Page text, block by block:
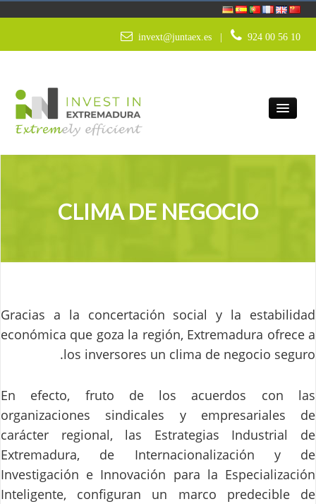
דלג לתוכן CLIMA DE NEGOCIO
924 00 56 10 |
invext@juntaex.es
DIENSTLEISTUNGEN
CLIMA DE NEGOCIO
Gracias a la concertación social y la estabilidad
económica que goza la región, Extremadura ofrece a
los inversores un clima de negocio seguro.
En efecto, fruto de los acuerdos con las
organizaciones sindicales y empresariales de
carácter regional, las Estrategias Industrial de
Extremadura, de Internacionalización y de
Investigación e Innovación para la Especialización
Inteligente, configuran un marco predecible de